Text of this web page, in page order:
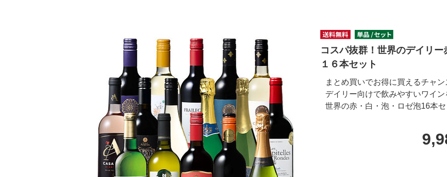
コスパ抜群！世界のデイリ
１６本セット
まとめ買いでお得に買えるチャン
デイリー向けで飲みやすいワイン
世界の赤・白・泡・ロゼ泡16本セ